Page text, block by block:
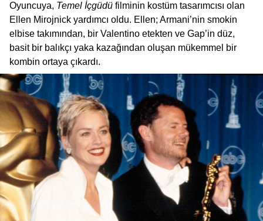
Oyuncuya, Temel İçgüdü filminin kostüm tasarımcısı olan
Ellen Mirojnick yardımcı oldu. Ellen; Armani’nin smokin
elbise takımından, bir Valentino etekten ve Gap’in düz,
basit bir balıkçı yaka kazağından oluşan mükemmel bir
kombin ortaya çıkardı.